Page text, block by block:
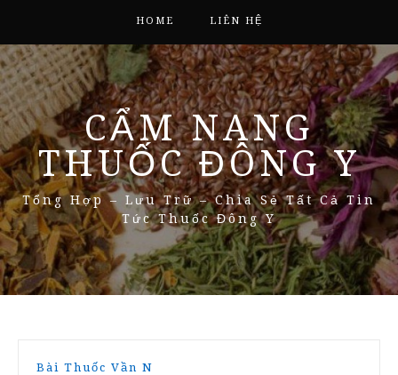
HOME LIÊN HỆ
CẨM NANG
THUỐC ĐÔNG Y
Tổng Hợp – Lưu Trữ – Chia Sẻ Tất Cả Tin
Tức Thuốc Đông Y
Bài Thuốc Vần N